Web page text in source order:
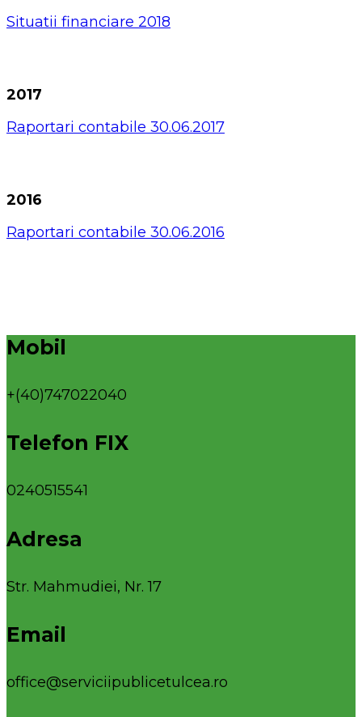
Situatii financiare 2018
2017
Raportari contabile 30.06.2017
2016
Raportari contabile 30.06.2016
Mobil
+(40)747022040
Telefon FIX
0240515541
Adresa
Str. Mahmudiei, Nr. 17
Email
office@serviciipublicetulcea.ro